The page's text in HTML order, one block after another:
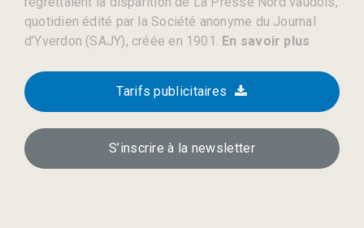
quotidien édité par la Société anonyme du Journal
d’Yverdon (SAJY), créée en 1901. En savoir plus
Tarifs publicitaires
S’inscrire à la newsletter